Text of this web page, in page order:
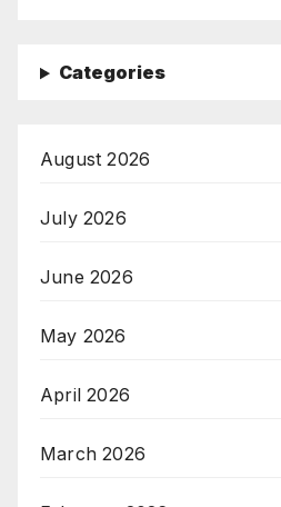
Categories
August 2026
July 2026
June 2026
May 2026
April 2026
March 2026